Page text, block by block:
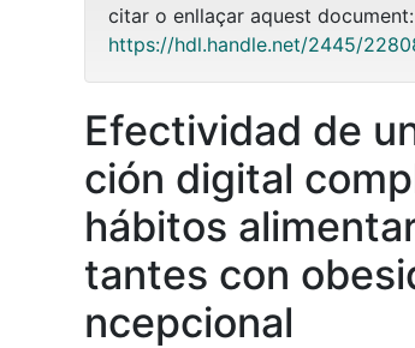
citar o enllaçar aquest document:
https://hdl.handle.net/2445/
Efectividad de
ción digital
hábitos
tantes con
ncepcional